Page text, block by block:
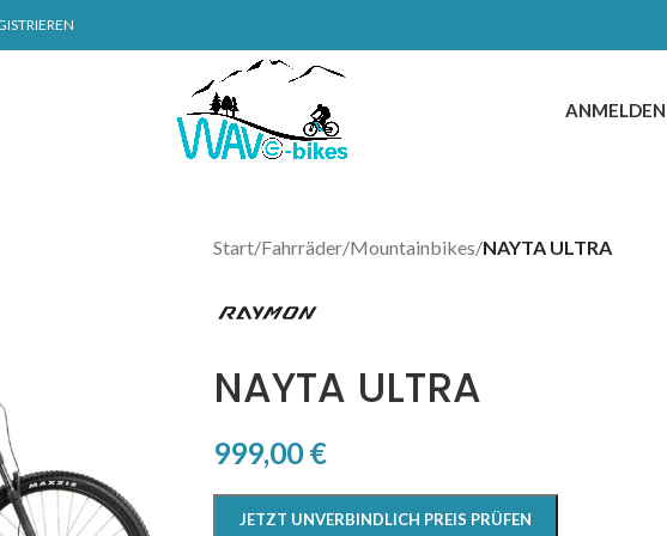
ANMELDEN
Start/Fahrräder/Mountainbikes/NAYTA ULTRA
NAYTA ULTRA
999,00€
JETZT UNVERBINDLICH PREIS PRÜFEN